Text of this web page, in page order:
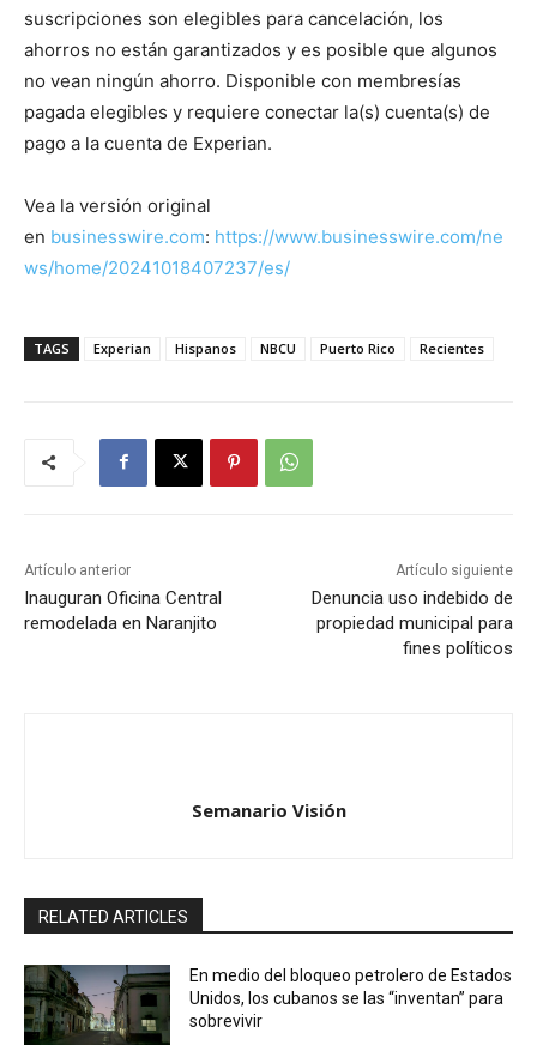
suscripciones son elegibles para cancelación, los
ahorros no están garantizados y es posible que algunos
no vean ningún ahorro. Disponible con membresías
pagada elegibles y requiere conectar la(s) cuenta(s) de
pago a la cuenta de Experian.
Vea la versión original
en businesswire.com: https://www.businesswire.com/ne
ws/home/20241018407237/es/
TAGS Experian Hispanos NBCU Puerto Rico Recientes
Artículo anterior
Inauguran Oficina Central
remodelada en Naranjito
Artículo siguiente
Denuncia uso indebido de
propiedad municipal para
fines políticos
Semanario Visión
RELATED ARTICLES
En medio del bloqueo petrolero de Estados
Unidos, los cubanos se las “inventan” para
sobrevivir